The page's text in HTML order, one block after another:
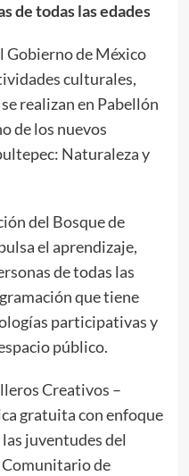
de todas las edades
Gobierno de México
culturales,
realizan en Pabellón
de los nuevos
Naturaleza y
del Bosque de
el aprendizaje,
de todas las
que tiene
participativas y
público.
Creativos –
gratuita con enfoque
juventudes del
Comunitario de